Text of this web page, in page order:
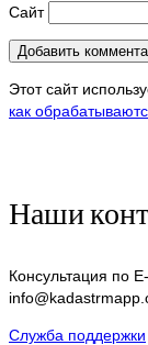
Сайт
Этот сайт
как
Наши
Консультация по
Служба поддержки